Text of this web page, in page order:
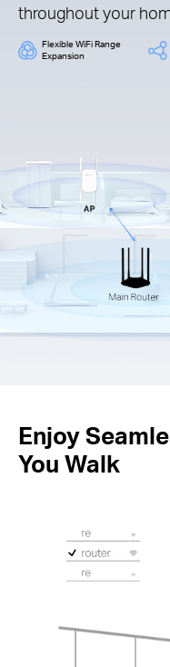
throughout your
Flexible WiFi Range
Expansion
Enjoy
You Walk